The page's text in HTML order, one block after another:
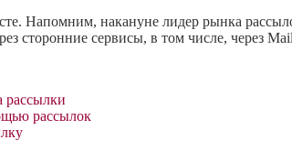
Напомним, накануне лидер рынка
сторонние сервисы, в том числе, через
рассылки
рассылок